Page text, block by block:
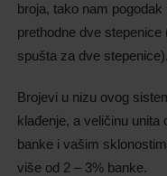
broja, tako nam
prethodne dve
spušta za dve stepenice).
Brojevi u nizu ovog
klađenje, a veličinu unita
banke i vašim
više od 2 – 3% banke.